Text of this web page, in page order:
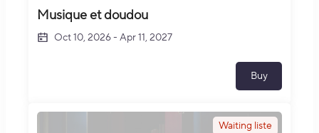
Musique et doudou
Oct 10, 2026- Apr 11, 2027
Buy
Waiting liste